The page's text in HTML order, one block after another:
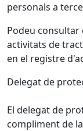
personals a
Podeu consultar
activitats de
en el registre
Delegat de
El delegat de
compliment de